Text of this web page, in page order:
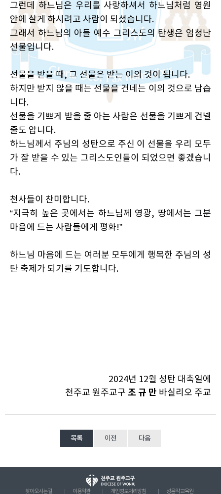
그런데 하느님은 우리를 사랑하셔서 하느님처럼 영원
안에 살게 하시려고 사람이 되셨습니다.
그래서 하느님의 아들 예수 그리스도의 탄생은 엄청난
선물입니다.
선물을 받을 때, 그 선물은 받는 이의 것이 됩니다.
하지만 받지 않을 때는 선물을 건네는 이의 것으로 남습
니다.
선물을 기쁘게 받을 줄 아는 사람은 선물을 기쁘게 건넬
줄도 압니다.
하느님께서 주님의 성탄으로 주신 이 선물을 우리 모두
가 잘 받을 수 있는 그리스도인들이 되었으면 좋겠습니
다.
천사들이 찬미합니다.
“지극히 높은 곳에서는 하느님께 영광, 땅에서는 그분
마음에 드는 사람들에게 평화!”
하느님 마음에 드는 여러분 모두에게 행복한 주님의 성
탄 축제가 되기를 기도합니다.
2024년 12월 성탄 대축일에
천주교 원주교구 조 규 만 바실리오 주교
목록 이전 다음
찾아오시는 길 이용약관 개인정보처리방침 성음악 교육원